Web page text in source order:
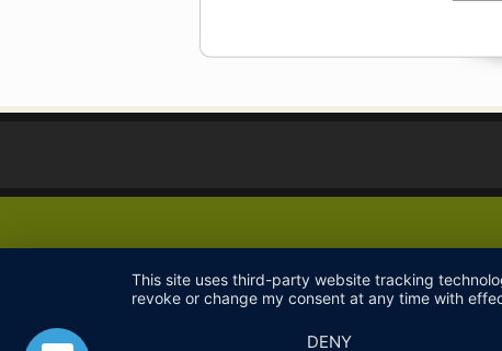
This site uses third-party website tracking
revoke or change my consent at any time with
DENY